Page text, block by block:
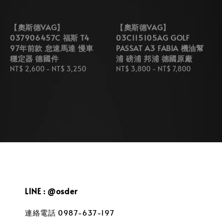
【奧斯德VAG】
037906457C 福斯 T4
97年前款 怠速馬達 慢車
穩定器 德國件
Regular
NT$ 2,600 - NT$ 3,250
【奧斯德VAG】
03C115105AG GOLF
PASSAT A3 FABIA 機油幫
浦 磅浦 邦浦 德國原廠
Regular
NT$ 3,800 - NT$ 7,800
LINE : @osder
連絡電話 0987-637-197